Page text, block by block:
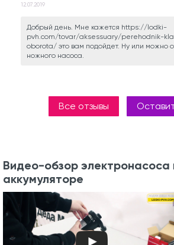
12.07.2019
Добрый день. Мне кажется https://lodki-
pvh.com/tovar/aksessuary/perehodnik-
oborota/ это вам подойдет. Ну или можно
ножного насоса.
Все отзывы
Видео-обзор электронасоса
аккумуляторе